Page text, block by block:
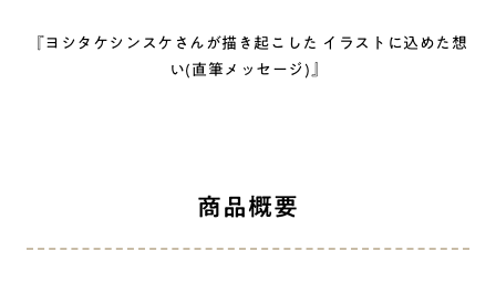
『ヨシタケシンスケさんが描き起こした イラストに込めた想
い(直筆メッセージ)』
商品概要